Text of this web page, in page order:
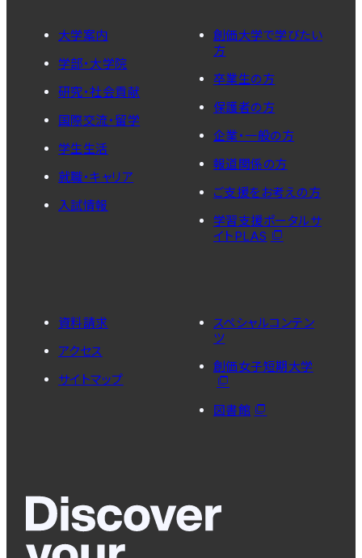
大学案内
学部・大学院
研究・社会貢献
国際交流・留学
学生生活
就職・キャリア
入試情報
創価大学で学びたい
方
卒業生の方
保護者の方
企業・一般の方
報道関係の方
ご支援をお考えの方
学習支援ポータルサ
イトPLAS
資料請求
アクセス
サイトマップ
スペシャルコンテン
ツ
創価女子短期大学
図書館